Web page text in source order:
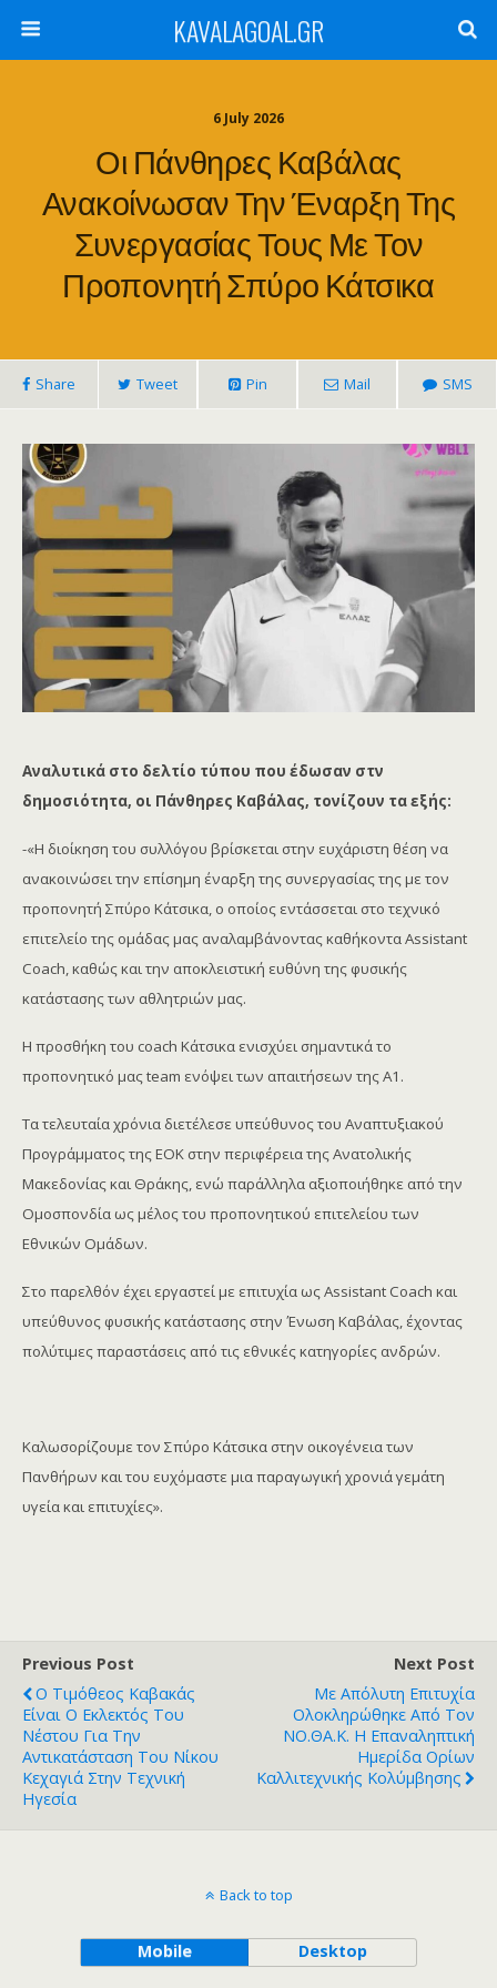
KAVALAGOAL.GR
6 July 2026
Οι Πάνθηρες Καβάλας
Ανακοίνωσαν Την Έναρξη Της
Συνεργασίας Τους Με Τον
Προπονητή Σπύρο Κάτσικα
Share Tweet Pin Mail SMS
Αναλυτικά στο δελτίο τύπου που έδωσαν στν
δημοσιότητα, οι Πάνθηρες Καβάλας, τονίζουν τα εξής:
-«Η διοίκηση του συλλόγου βρίσκεται στην ευχάριστη θέση να
ανακοινώσει την επίσημη έναρξη της συνεργασίας της με τον
προπονητή Σπύρο Κάτσικα, ο οποίος εντάσσεται στο τεχνικό
επιτελείο της ομάδας μας αναλαμβάνοντας καθήκοντα Assistant
Coach, καθώς και την αποκλειστική ευθύνη της φυσικής
κατάστασης των αθλητριών μας.
​Η προσθήκη του coach Κάτσικα ενισχύει σημαντικά το
προπονητικό μας team ενόψει των απαιτήσεων της Α1.
Τα τελευταία χρόνια διετέλεσε υπεύθυνος του Αναπτυξιακού
Προγράμματος της ΕΟΚ στην περιφέρεια της Ανατολικής
Μακεδονίας και Θράκης, ενώ παράλληλα αξιοποιήθηκε από την
Ομοσπονδία ως μέλος του προπονητικού επιτελείου των
Εθνικών Ομάδων.
​Στο παρελθόν έχει εργαστεί με επιτυχία ως Assistant Coach και
υπεύθυνος φυσικής κατάστασης στην Ένωση Καβάλας, έχοντας
πολύτιμες παραστάσεις από τις εθνικές κατηγορίες ανδρών.
​Καλωσορίζουμε τον Σπύρο Κάτσικα στην οικογένεια των
Πανθήρων και του ευχόμαστε μια παραγωγική χρονιά γεμάτη
υγεία και επιτυχίες».
Previous Post
Ο Τιμόθεος Καβακάς
Είναι Ο Εκλεκτός Του
Νέστου Για Την
Αντικατάσταση Του Νίκου
Κεχαγιά Στην Τεχνική
Ηγεσία
Next Post
Με Απόλυτη Επιτυχία
Ολοκληρώθηκε Από Τον
ΝΟ.ΘΑ.Κ. Η Επαναληπτική
Ημερίδα Ορίων
Καλλιτεχνικής Κολύμβησης
Back to top
Mobile Desktop